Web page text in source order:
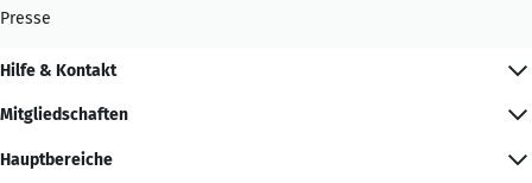
Presse
Hilfe & Kontakt
Mitgliedschaften
Hauptbereiche